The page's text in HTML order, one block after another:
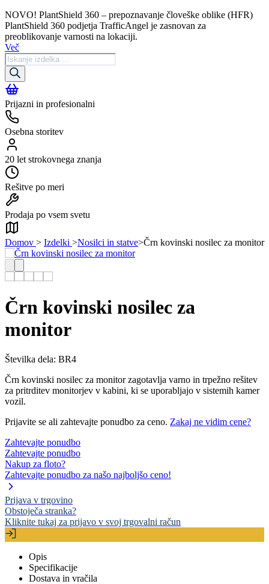
NOVO! PlantShield 360 – prepoznavanje človeške oblike (HFR)
PlantShield 360 podjetja TrafficAngel je zasnovan za
preoblikovanje varnosti na lokaciji.
Več
Iskanje
izdelkov
Prijazni in profesionalni
Osebna storitev
20 let strokovnega znanja
Rešitve po meri
Prodaja po vsem svetu
Domov > Izdelki >Nosilci in statve>Črn kovinski nosilec za monitor
Črn kovinski nosilec za
monitor
Številka dela: BR4
Črn kovinski nosilec za monitor zagotavlja varno in trpežno rešitev
za pritrditev monitorjev v kabini, ki se uporabljajo v sistemih kamer
vozil.
Prijavite se ali zahtevajte ponudbo za ceno. Zakaj ne vidim cene?
Zahtevajte ponudbo
Zahtevajte ponudbo
Nakup za floto?
Zahtevajte ponudbo za našo najboljšo ceno!
Prijava v trgovino
Obstoječa stranka?
Kliknite tukaj za prijavo v svoj trgovalni račun
Opis
Specifikacije
Dostava in vračila